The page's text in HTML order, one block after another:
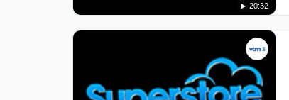
20:32